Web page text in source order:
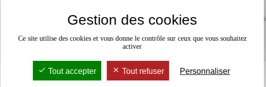
1 crédits Accessible à
Gestion des cookies
Ce site utilise des cookies et vous donne le contrôle sur ceux que vous souhaitez
activer
Tout accepter Tout refuser Personnaliser